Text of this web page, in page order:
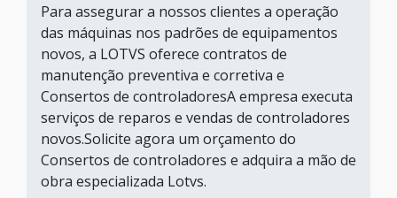
Para assegurar a nossos clientes a operação
das máquinas nos padrões de equipamentos
novos, a LOTVS oferece contratos de
manutenção preventiva e corretiva e
Consertos de controladoresA empresa executa
serviços de reparos e vendas de controladores
novos.Solicite agora um orçamento do
Consertos de controladores e adquira a mão de
obra especializada Lotvs.